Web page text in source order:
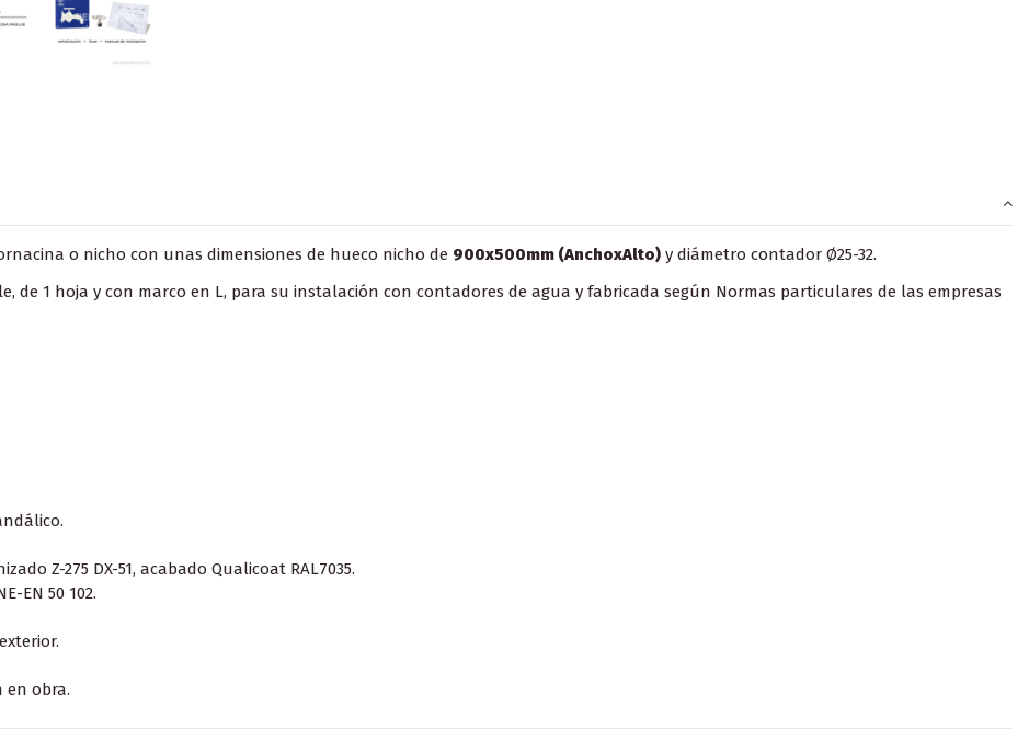
o nicho con unas dimensiones de hueco nicho de 900x500mm (AnchoxAlto) y diámetro contador Ø25-32.
de 1 hoja y con marco en L, para su instalación con contadores de agua y fabricada según Normas particulares de las empresas
Z-275 DX-51, acabado Qualicoat RAL7035.
EN 50 102.
en obra.